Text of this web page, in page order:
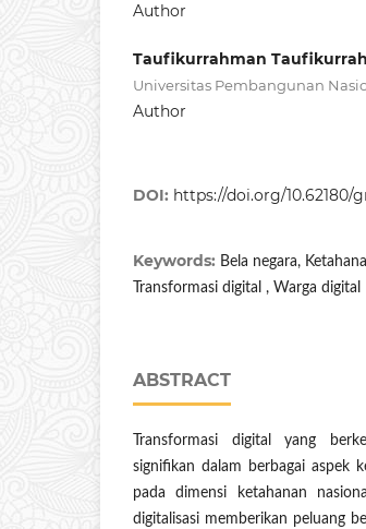
Author
Taufikurrahman
Universitas Pembangunan
Author
DOI: https://doi.org/10.62180/
Keywords: Bela negara,
Transformasi digital , Warga digital
ABSTRACT
Transformasi digital yang
signifikan dalam berbagai aspek
pada dimensi ketahanan
digitalisasi memberikan peluang